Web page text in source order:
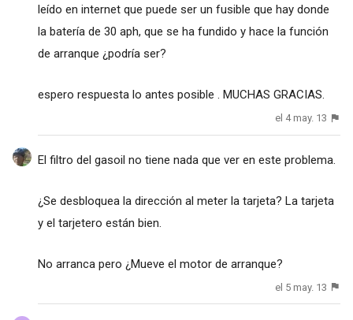
leído en internet que puede ser un fusible que hay donde
la batería de 30 aph, que se ha fundido y hace la función
de arranque ¿podría ser?
espero respuesta lo antes posible . MUCHAS GRACIAS.
el 4 may. 13
El filtro del gasoil no tiene nada que ver en este problema.
¿Se desbloquea la dirección al meter la tarjeta? La tarjeta
y el tarjetero están bien.
No arranca pero ¿Mueve el motor de arranque?
el 5 may. 13